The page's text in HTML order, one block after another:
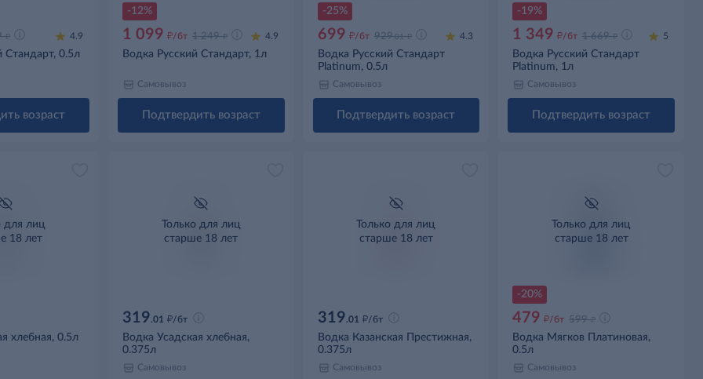
д 4.9
Стандарт, 0.5л
возраст
-12%
1 099 д/бт 1 249 д 4.9
Водка Русский Стандарт, 1л
Самовывоз
Подтвердить возраст
-25%
699 д/бт 929.01 д 4.3
Водка Русский Стандарт
Platinum, 0.5л
Самовывоз
Подтвердить возраст
-19%
1 349 д/бт 1 669 д 5
Водка Русский Стандарт
Platinum, 1л
Самовывоз
Подтвердить возраст
для лиц
18 лет
хлебная, 0.5л
Только для лиц
старше 18 лет
319.01 д/бт
Водка Усадская хлебная,
0.375л
Самовывоз
Только для лиц
старше 18 лет
319.01 д/бт
Водка Казанская Престижная,
0.375л
Самовывоз
-20%
Только для лиц
старше 18 лет
479 д/бт 599 д
Водка Мягков Платиновая,
0.5л
Самовывоз